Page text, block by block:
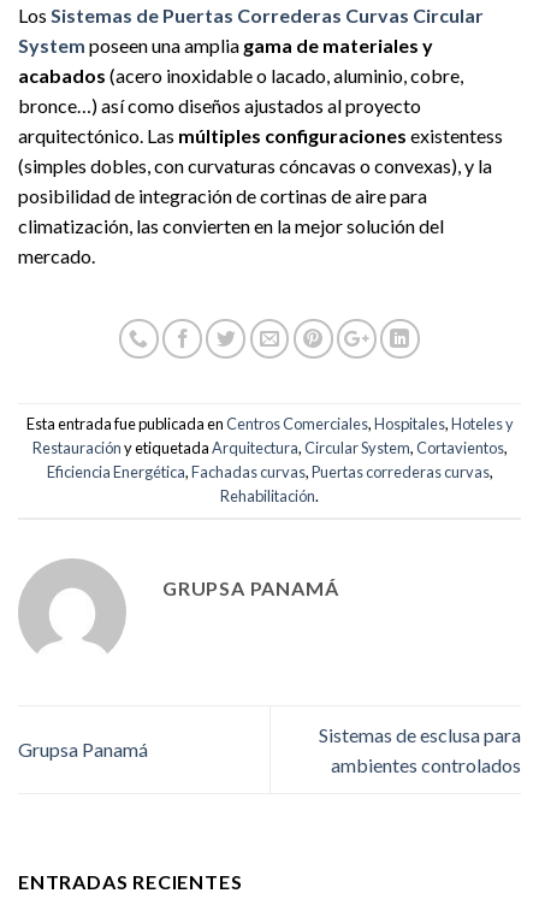
ENTRADAS RECIENTES
Los Sistemas de Puertas Correderas Curvas Circular
System poseen una amplia gama de materiales y
acabados (acero inoxidable o lacado, aluminio, cobre,
bronce…) así como diseños ajustados al proyecto
arquitectónico. Las múltiples configuraciones existentess
(simples dobles, con curvaturas cóncavas o convexas), y la
posibilidad de integración de cortinas de aire para
climatización, las convierten en la mejor solución del
mercado.
Esta entrada fue publicada enCentros Comerciales,Hospitales,Hoteles y
Restauracióny etiquetadaArquitectura,Circular System,Cortavientos,
Eficiencia Energética,Fachadas curvas,Puertas correderas curvas,
Rehabilitación.
GRUPSA PANAMÁ
Grupsa Panamá
Sistemas de esclusa para
ambientes controlados